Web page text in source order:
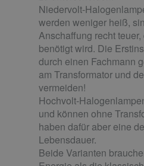
Niedervolt-
werden weniger heiß,
Anschaffung recht
benötigt wird. Die
durch einen Fachmann
am Transformator und
vermeiden!
Hochvolt-
und können ohne
haben dafür aber eine
Lebensdauer.
Beide Varianten